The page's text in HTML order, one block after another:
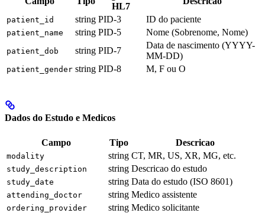
HL7
patient_id string PID-3 ID do paciente
patient_name string PID-5 Nome (Sobrenome, Nome)
patient_dob string PID-7
Data de nascimento (YYYY-
MM-DD)
patient_gender string PID-8 M, F ou O
Dados do Estudo e Medicos
Campo Tipo Descricao
modality string CT, MR, US, XR, MG, etc.
study_description string Descricao do estudo
study_date string Data do estudo (ISO 8601)
attending_doctor string Medico assistente
ordering_provider string Medico solicitante